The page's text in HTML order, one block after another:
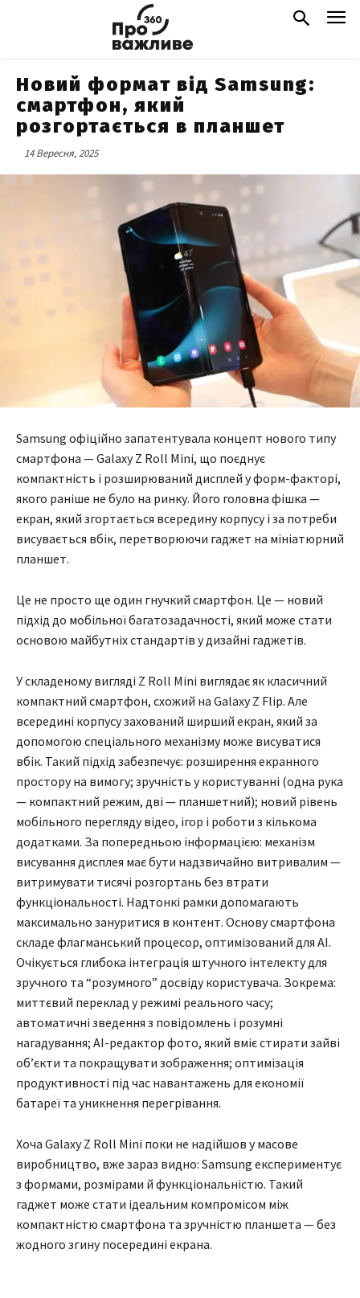
Новий формат від Samsung:
смартфон, який
розгортається в планшет
14 Вересня, 2025
Samsung офіційно запатентувала концепт нового типу
смартфона — Galaxy Z Roll Mini, що поєднує
компактність і розширюваний дисплей у форм-факторі,
якого раніше не було на ринку. Його головна фішка —
екран, який згортається всередину корпусу і за потреби
висувається вбік, перетворюючи гаджет на мініатюрний
планшет.
Це не просто ще один гнучкий смартфон. Це — новий
підхід до мобільної багатозадачності, який може стати
основою майбутніх стандартів у дизайні гаджетів.
У складеному вигляді Z Roll Mini виглядає як класичний
компактний смартфон, схожий на Galaxy Z Flip. Але
всередині корпусу захований ширший екран, який за
допомогою спеціального механізму може висуватися
вбік. Такий підхід забезпечує: розширення екранного
простору на вимогу; зручність у користуванні (одна рука
— компактний режим, дві — планшетний); новий рівень
мобільного перегляду відео, ігор і роботи з кількома
додатками. За попередньою інформацією: механізм
висування дисплея має бути надзвичайно витривалим —
витримувати тисячі розгортань без втрати
функціональності. Надтонкі рамки допомагають
максимально зануритися в контент. Основу смартфона
складе флагманський процесор, оптимізований для AI.
Очікується глибока інтеграція штучного інтелекту для
зручного та “розумного” досвіду користувача. Зокрема:
миттєвий переклад у режимі реального часу;
автоматичні зведення з повідомлень і розумні
нагадування; AI-редактор фото, який вміє стирати зайві
об’єкти та покращувати зображення; оптимізація
продуктивності під час навантажень для економії
батареї та уникнення перегрівання.
Хоча Galaxy Z Roll Mini поки не надійшов у масове
виробництво, вже зараз видно: Samsung експериментує
з формами, розмірами й функціональністю. Такий
гаджет може стати ідеальним компромісом між
компактністю смартфона та зручністю планшета — без
жодного згину посередині екрана.